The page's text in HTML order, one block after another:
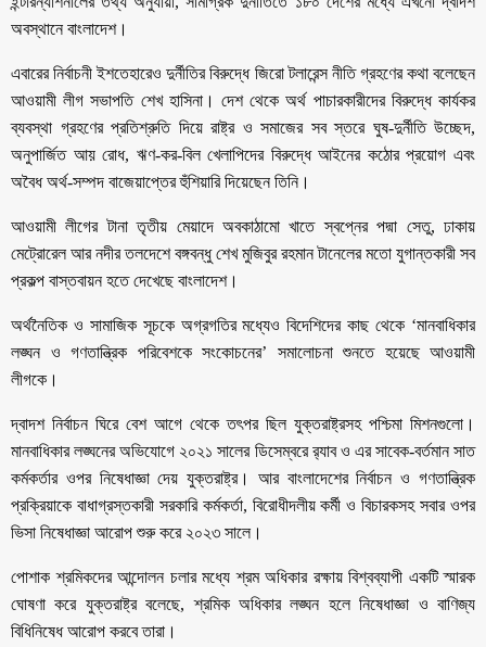
অবস্থানে বাংলাদেশ।
এবারের নির্বাচনী ইশতেহারেও দুর্নীতির বিরুদ্ধে জিরো টলারেন্স নীতি গ্রহণের কথা বলেছেন
আওয়ামী লীগ সভাপতি শেখ হাসিনা। দেশ থেকে অর্থ পাচারকারীদের বিরুদ্ধে কার্যকর
ব্যবস্থা গ্রহণের প্রতিশ্রুতি দিয়ে রাষ্ট্র ও সমাজের সব স্তরে ঘুষ-দুর্নীতি উচ্ছেদ,
অনুপার্জিত আয় রোধ, ঋণ-কর-বিল খেলাপিদের বিরুদ্ধে আইনের কঠোর প্রয়োগ এবং
অবৈধ অর্থ-সম্পদ বাজেয়াপ্তের হুঁশিয়ারি দিয়েছেন তিনি।
আওয়ামী লীগের টানা তৃতীয় মেয়াদে অবকাঠামো খাতে স্বপ্নের পদ্মা সেতু, ঢাকায়
মেট্রোরেল আর নদীর তলদেশে বঙ্গবন্ধু শেখ মুজিবুর রহমান টানেলের মতো যুগান্তকারী সব
প্রকল্প বাস্তবায়ন হতে দেখেছে বাংলাদেশ।
অর্থনৈতিক ও সামাজিক সূচকে অগ্রগতির মধ্যেও বিদেশিদের কাছ থেকে ‘মানবাধিকার
লঙ্ঘন ও গণতান্ত্রিক পরিবেশকে সংকোচনের’ সমালোচনা শুনতে হয়েছে আওয়ামী
লীগকে।
দ্বাদশ নির্বাচন ঘিরে বেশ আগে থেকে তৎপর ছিল যুক্তরাষ্ট্রসহ পশ্চিমা মিশনগুলো।
মানবাধিকার লঙ্ঘনের অভিযোগে ২০২১ সালের ডিসেম্বরে র‌্যাব ও এর সাবেক-বর্তমান সাত
কর্মকর্তার ওপর নিষেধাজ্ঞা দেয় যুক্তরাষ্ট্র। আর বাংলাদেশের নির্বাচন ও গণতান্ত্রিক
প্রক্রিয়াকে বাধাগ্রস্তকারী সরকারি কর্মকর্তা, বিরোধীদলীয় কর্মী ও বিচারকসহ সবার ওপর
ভিসা নিষেধাজ্ঞা আরোপ শুরু করে ২০২৩ সালে।
পোশাক শ্রমিকদের আন্দোলন চলার মধ্যে শ্রম অধিকার রক্ষায় বিশ্বব্যাপী একটি স্মারক
ঘোষণা করে যুক্তরাষ্ট্র বলেছে, শ্রমিক অধিকার লঙ্ঘন হলে নিষেধাজ্ঞা ও বাণিজ্য
বিধিনিষেধ আরোপ করবে তারা।